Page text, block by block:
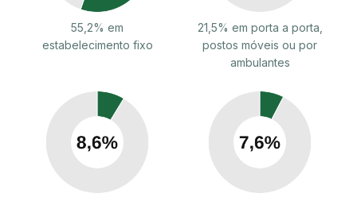
55,2% em
estabelecimento fixo
21,5% em porta a porta,
postos móveis ou por
ambulantes